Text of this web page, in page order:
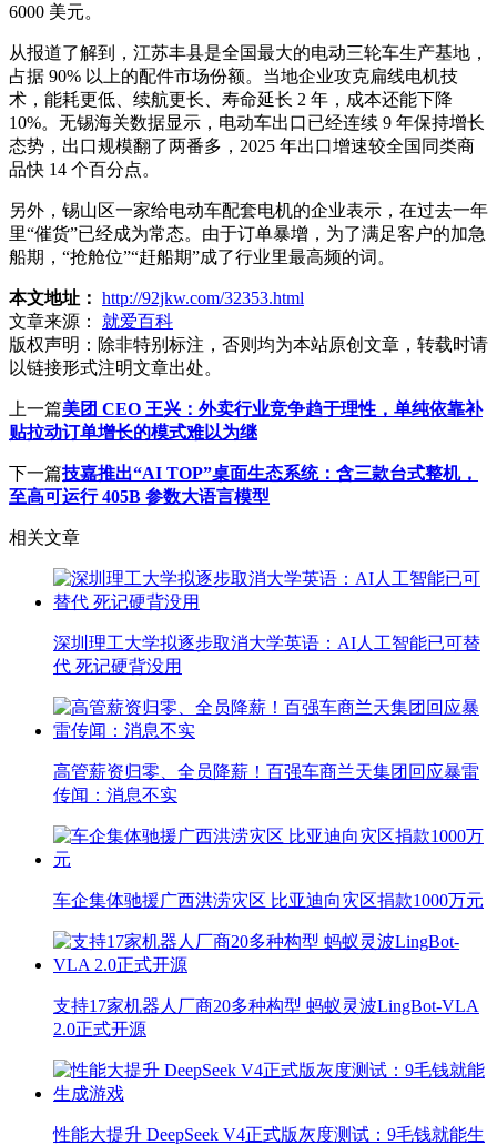
6000 美元。
从报道了解到，江苏丰县是全国最大的电动三轮车生产基地，
占据 90% 以上的配件市场份额。当地企业攻克扁线电机技
术，能耗更低、续航更长、寿命延长 2 年，成本还能下降
10%。无锡海关数据显示，电动车出口已经连续 9 年保持增长
态势，出口规模翻了两番多，2025 年出口增速较全国同类商
品快 14 个百分点。
另外，锡山区一家给电动车配套电机的企业表示，在过去一年
里“催货”已经成为常态。由于订单暴增，为了满足客户的加急
船期，“抢舱位”“赶船期”成了行业里最高频的词。
本文地址： http://92jkw.com/32353.html
文章来源：
就爱百科
版权声明： 除非特别标注，否则均为本站原创文章，转载时请
以链接形式注明文章出处。
上一篇美团 CEO 王兴：外卖行业竞争趋于理性，单纯依靠补
贴拉动订单增长的模式难以为继
下一篇技嘉推出“AI TOP”桌面生态系统：含三款台式整机，
至高可运行 405B 参数大语言模型
相关文章
深圳理工大学拟逐步取消大学英语：AI人工智能已可替
代 死记硬背没用
高管薪资归零、全员降薪！百强车商兰天集团回应暴雷
传闻：消息不实
车企集体驰援广西洪涝灾区 比亚迪向灾区捐款1000万元
支持17家机器人厂商20多种构型 蚂蚁灵波LingBot-VLA
2.0正式开源
性能大提升 DeepSeek V4正式版灰度测试：9毛钱就能生